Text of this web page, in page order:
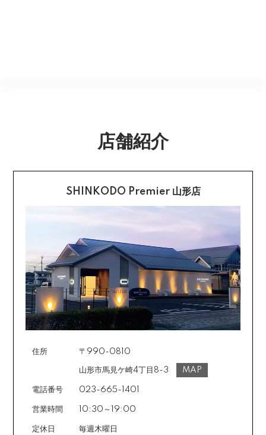
配送・送料の詳細はこちら
不良品に該当する場合は当方で負担いたします。返送希
知らせいたしますので、その後着払いでお送りくださ
返品の詳細はこちら
カード不要の分割払い 【無金利で最大
60回分割】
《ショッピングクレジット》
ご注文受付メールにあわせて、お手続き用のURLをEメ
ールまたはショートメールにてお送りいたします。必要
事項をご入力の上、お手続きをお願いいたします。分割
回数は基本的に10～60回の中からお選びいただきま
場合によっては2～6回も可能ですのでご希望のお客様は
ご注文時に備考欄でお知らせください。※ショッピングク
店舗紹介
SHINKODO Premier 山形店
住所 〒990-0810
山形市馬見ケ崎4丁目8-3 MAP
電話番号 023-665-1401
営業時間 10:30～19:00
定休日 毎週木曜日